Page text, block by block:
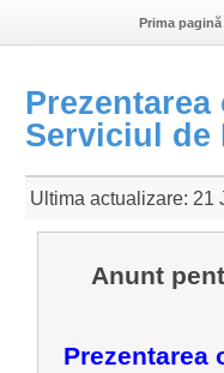
Prima pagină
Serviciul de
Ultima actualizare: 21
Anunt
Prezentarea